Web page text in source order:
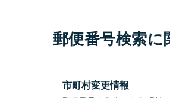
郵便番号検索に
市町村変更情報